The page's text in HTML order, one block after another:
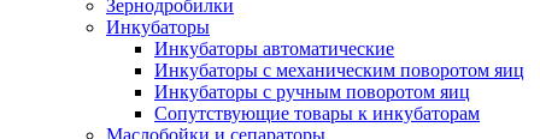
Зернодробилки
Инкубаторы
Инкубаторы автоматические
Инкубаторы с механическим поворотом яиц
Инкубаторы с ручным поворотом яиц
Сопутствующие товары к инкубаторам
Маслобойки и сепараторы